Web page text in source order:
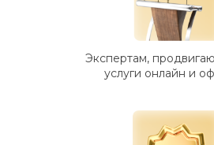
Экспертам,
услуги онлайн и